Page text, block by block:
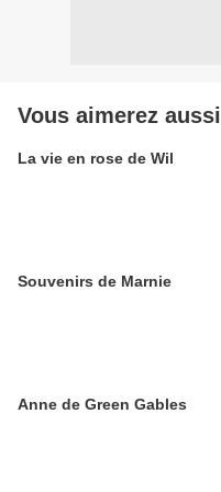
Vous aimerez aussi
La vie en rose de Wil
Souvenirs de Marnie
Anne de Green Gables